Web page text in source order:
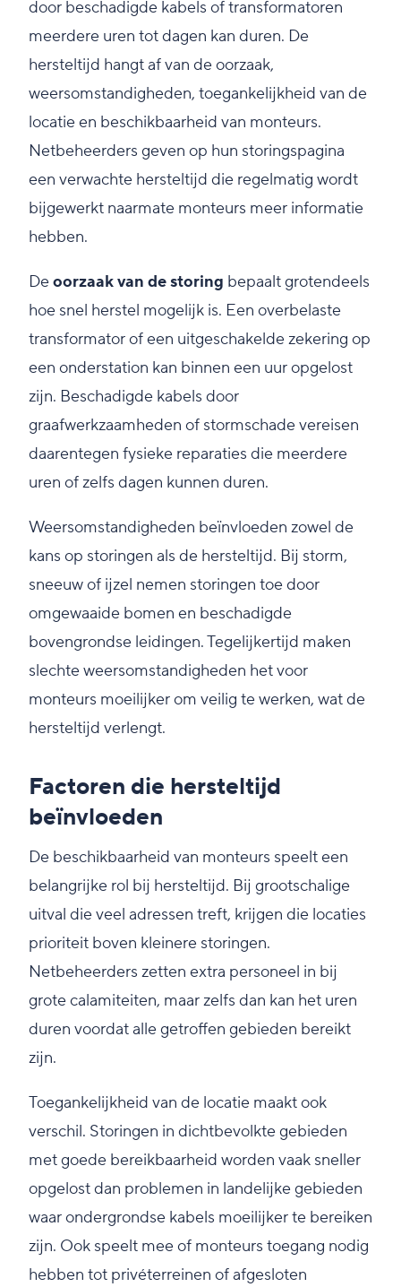
door beschadigde kabels of transformatoren
meerdere uren tot dagen kan duren. De
hersteltijd hangt af van de oorzaak,
weersomstandigheden, toegankelijkheid van de
locatie en beschikbaarheid van monteurs.
Netbeheerders geven op hun storingspagina
een verwachte hersteltijd die regelmatig wordt
bijgewerkt naarmate monteurs meer informatie
hebben.
Deoorzaak van de storing bepaalt grotendeels
hoe snel herstel mogelijk is. Een overbelaste
transformator of een uitgeschakelde zekering op
een onderstation kan binnen een uur opgelost
zijn. Beschadigde kabels door
graafwerkzaamheden of stormschade vereisen
daarentegen fysieke reparaties die meerdere
uren of zelfs dagen kunnen duren.
Weersomstandigheden beïnvloeden zowel de
kans op storingen als de hersteltijd. Bij storm,
sneeuw of ijzel nemen storingen toe door
omgewaaide bomen en beschadigde
bovengrondse leidingen. Tegelijkertijd maken
slechte weersomstandigheden het voor
monteurs moeilijker om veilig te werken, wat de
hersteltijd verlengt.
Factoren die hersteltijd
beïnvloeden
De beschikbaarheid van monteurs speelt een
belangrijke rol bij hersteltijd. Bij grootschalige
uitval die veel adressen treft, krijgen die locaties
prioriteit boven kleinere storingen.
Netbeheerders zetten extra personeel in bij
grote calamiteiten, maar zelfs dan kan het uren
duren voordat alle getroffen gebieden bereikt
zijn.
Toegankelijkheid van de locatie maakt ook
verschil. Storingen in dichtbevolkte gebieden
met goede bereikbaarheid worden vaak sneller
opgelost dan problemen in landelijke gebieden
waar ondergrondse kabels moeilijker te bereiken
zijn. Ook speelt mee of monteurs toegang nodig
hebben tot privéterreinen of afgesloten